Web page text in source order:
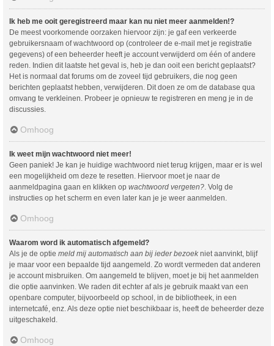
Ik heb me ooit geregistreerd maar kan nu niet meer aanmelden!?
De meest voorkomende oorzaken hiervoor zijn: je gaf een verkeerde
gebruikersnaam of wachtwoord op (controleer de e-mail met je registratie
gegevens) of een beheerder heeft je account verwijderd om één of andere
reden. Indien dit laatste het geval is, heb je dan ooit een bericht geplaatst?
Het is normaal dat forums om de zoveel tijd gebruikers, die nog geen
berichten geplaatst hebben, verwijderen. Dit doen ze om de database qua
omvang te verkleinen. Probeer je opnieuw te registreren en meng je in de
discussies.
Omhoog
Ik weet mijn wachtwoord niet meer!
Geen paniek! Je kan je huidige wachtwoord niet terug krijgen, maar er is wel
een mogelijkheid om deze te resetten. Hiervoor moet je naar de
aanmeldpagina gaan en klikken op wachtwoord vergeten? . Volg de
instructies op het scherm en even later kan je je weer aanmelden.
Omhoog
Waarom word ik automatisch afgemeld?
Als je de optie meld mij automatisch aan bij ieder bezoek niet aanvinkt, blijf
je maar voor een bepaalde tijd aangemeld. Zo wordt vermeden dat anderen
je account misbruiken. Om aangemeld te blijven, moet je bij het aanmelden
die optie aanvinken. We raden dit echter af als je gebruik maakt van een
openbare computer, bijvoorbeeld op school, in de bibliotheek, in een
internetcafé, enz. Als deze optie niet beschikbaar is, heeft de beheerder deze
uitgeschakeld.
Omhoog